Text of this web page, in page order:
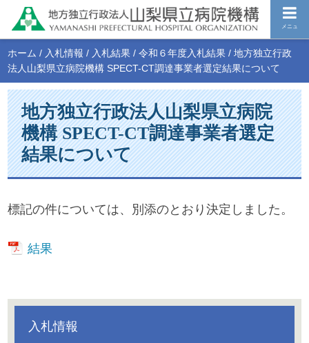
メニュ
ホーム / 入札情報 / 入札結果 /令和６年度入札結果 /地方独立行政
法人山梨県立病院機構 SPECT-CT調達事業者選定結果について
地方独立行政法人山梨県立病院
機構 SPECT-CT調達事業者選定
結果について
標記の件については、別添のとおり決定しました。
結果
入札情報